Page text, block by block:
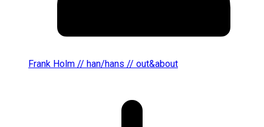
Frank Holm // han/hans // out&about